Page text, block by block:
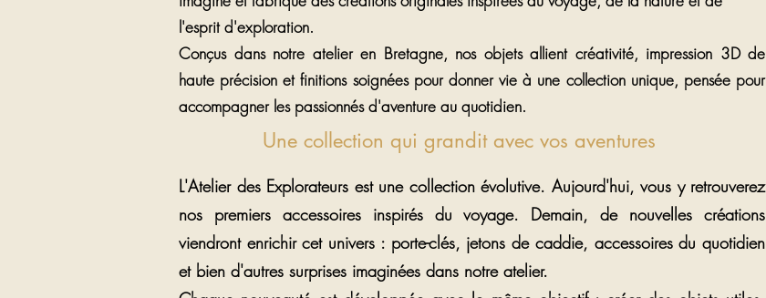
l'esprit d'exploration.
Conçus dans notre atelier en Bretagne, nos objets allient créativité, impression 3D de
haute précision et finitions soignées pour donner vie à une collection unique, pensée pour
accompagner les passionnés d'aventure au quotidien.
Une collection qui grandit avec vos aventures
L'Atelier des Explorateurs est une collection évolutive. Aujourd'hui, vous y retrouverez
nos premiers accessoires inspirés du voyage. Demain, de nouvelles créations
viendront enrichir cet univers : porte-clés, jetons de caddie, accessoires du quotidien
et bien d'autres surprises imaginées dans notre atelier.